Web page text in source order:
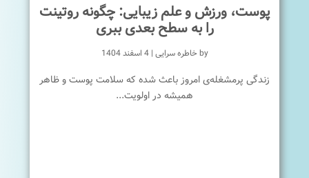
پوست، ورزش و علم زیبایی: چگونه روتینت
را به سطح بعدی ببری
byخاطره سرایی |4 اسفند 1404
زندگی پرمشغله‌ی امروز باعث شده که سلامت پوست و ظاهر
همیشه در اولویت...